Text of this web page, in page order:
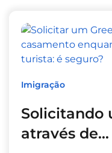
Imigração
Solicitando
através de...